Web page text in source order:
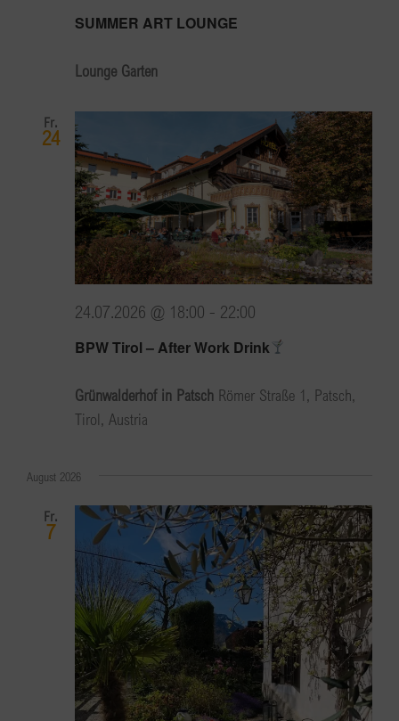
SUMMER ART LOUNGE
Lounge Garten
Fr.
24
BPW Tirol – After Work Drink
24.07.2026 @ 18:00 - 22:00
Grünwalderhof in Patsch Römer Straße 1, Patsch,
Tirol, Austria
August 2026
Fr.
7